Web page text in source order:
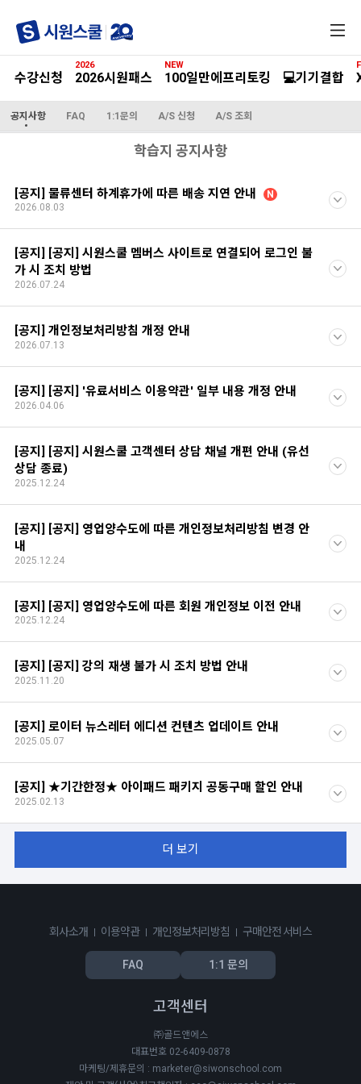
메
수강신청 2026시원패스
2026
100일만에프리토킹
NEW
💻기기결합
공지사항 FAQ 1:1문의 A/S 신청 A/S 조회
학습지 공지사항
[공지] 물류센터 하계휴가에 따른 배송 지연 안내
N
2026.08.03
[공지] [공지] 시원스쿨 멤버스 사이트로 연결되어 로그인 불
가 시 조치 방법
2026.07.24
[공지] 개인정보처리방침 개정 안내
2026.07.13
[공지] [공지] '유료서비스 이용약관' 일부 내용 개정 안내
2026.04.06
[공지] [공지] 시원스쿨 고객센터 상담 채널 개편 안내 (유선
상담 종료)
2025.12.24
[공지] [공지] 영업양수도에 따른 개인정보처리방침 변경 안
내
2025.12.24
[공지] [공지] 영업양수도에 따른 회원 개인정보 이전 안내
2025.12.24
[공지] [공지] 강의 재생 불가 시 조치 방법 안내
2025.11.20
[공지] 로이터 뉴스레터 에디션 컨텐츠 업데이트 안내
2025.05.07
[공지] ★기간한정★ 아이패드 패키지 공동구매 할인 안내
2025.02.13
더 보기
회사소개 이용약관 개인정보처리방침 구매안전 서비스
FAQ 1:1 문의
고객센터
㈜골드앤에스
대표번호 02-6409-0878
마케팅/제휴문의 : marketer@siwonschool.com